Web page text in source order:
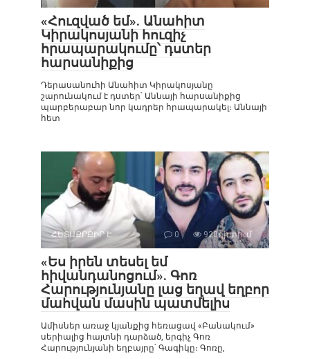
«Հուզված եմ». Անահիտ
Կիրակոսյանի հուզիչ
հրապարակումը՝ դստեր
հարսանիքից
Դերասանուհի Անահիտ Կիրակոսյանը
շարունակում է դստեր՝ Աննայի հարսանիքից
պարբերաբար նոր կադրեր հրապարակել։ Աննայի
հետ
ՀԵՏԱՔՐՔԻՐ Է 0 920դիտում
«Ես իրեն տեսել եմ
հիվանդանոցում». Գոռ
Հարությունյանը լաց եղավ եղբոր
մահվան մասին պատմելիս
Ամիսներ առաջ կյանքից հեռացավ «Բանակում»
սերիալից հայտնի դարձած, երգիչ Գոռ
Հարությունյանի եղբայրը՝ Գագիկը։ Գոռը,